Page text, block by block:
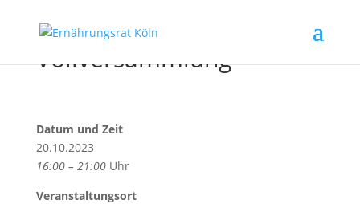
Vollversammlung
Datum und Zeit
20.10.2023
16:00 – 21:00Uhr
Veranstaltungsort